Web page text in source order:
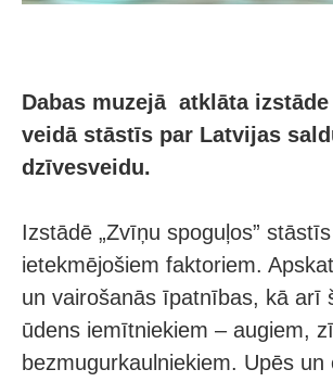
Dabas muzejā atklāta
veidā stāstīs par Latvijas
dzīvesveidu.
Izstādē „Zvīņu spoguļos”
ietekmējošiem faktoriem.
un vairošanās īpatnības, kā arī
ūdens iemītniekiem – augiem,
bezmugurkaulniekiem. Upēs